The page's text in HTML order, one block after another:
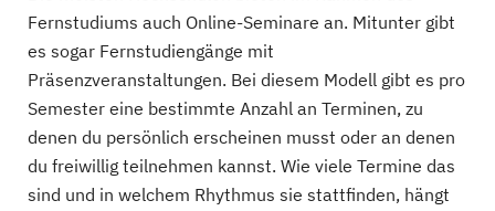
Fernstudiums auch Online-Seminare an. Mitunter gibt
es sogar Fernstudiengänge mit
Präsenzveranstaltungen. Bei diesem Modell gibt es pro
Semester eine bestimmte Anzahl an Terminen, zu
denen du persönlich erscheinen musst oder an denen
du freiwillig teilnehmen kannst. Wie viele Termine das
sind und in welchem Rhythmus sie stattfinden, hängt